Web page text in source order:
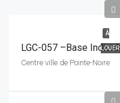
À
LOUER
Centre ville de Pointe-Noire